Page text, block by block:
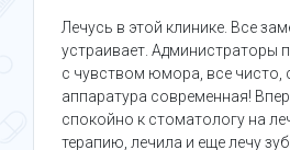
Лечусь в этой клинике. Все
устраивает. Администраторы
с чувством юмора, все чисто,
аппаратура современная!
спокойно к стоматологу на
терапию, лечила и еще лечу